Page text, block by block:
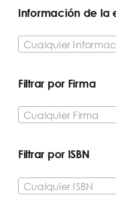
Información de la
Cualquier
Filtrar por Firma
Cualquier Firma
Filtrar por ISBN
Cualquier ISBN